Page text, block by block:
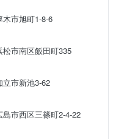
木市旭町1-8-6
松市南区飯田町335
立市新池3-62
島市西区三篠町2-4-22